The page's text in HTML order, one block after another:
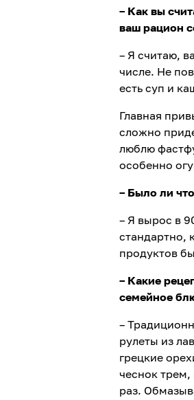
– Как вы
ваш рацион
– Я считаю,
числе. Не
есть суп и
Главная
сложно
люблю
особенно
– Было ли
– Я вырос в
стандартно,
продуктов
– Какие
семейное
–
рулеты из
грецкие
чеснок
раз.